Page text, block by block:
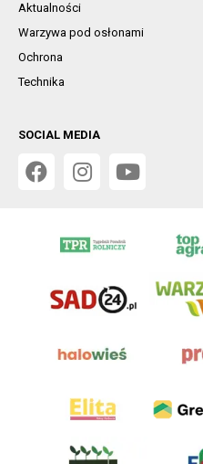
Aktualności
Warzywa pod osłonami
Ochrona
Technika
SOCIAL MEDIA